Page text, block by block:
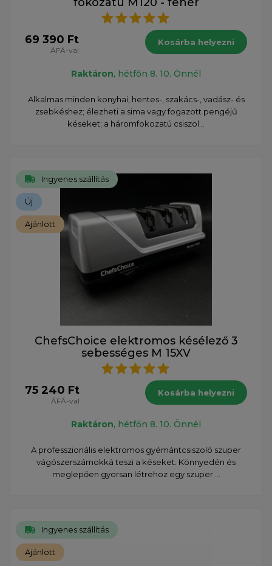
69 390 Ft
ÁFÁ-val
Kosárba helyezni
Raktáron, hétfőn 8. 10. Önnél
Alkalmas minden konyhai, hentes-, szakács-, vadász- és
zsebkéshez; élezheti a sima vagy fogazott pengéjű
késeket; a háromfokozatú csiszol...
Ingyenes szállítás
Új
Ajánlott
ChefsChoice elektromos késélező 3
sebességes M 15XV
75 240 Ft
ÁFÁ-val
Kosárba helyezni
Raktáron, hétfőn 8. 10. Önnél
A professzionális elektromos gyémántcsiszoló szuper
vágószerszámokká teszi a késeket. Könnyedén és
meglepően gyorsan létrehoz egy szuper ...
Ingyenes szállítás
Ajánlott